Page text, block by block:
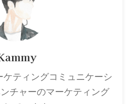
ティングコミュニケーシ
チャーのマーケティング